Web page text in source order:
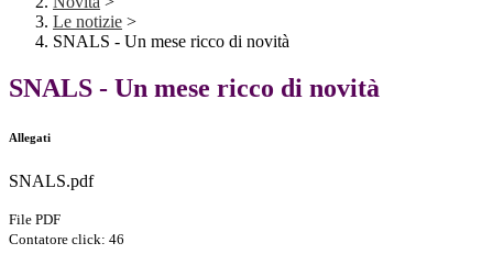
Le notizie >
SNALS - Un mese ricco di novità
SNALS - Un mese ricco di novità
Allegati
SNALS.pdf
File PDF
Contatore click: 46